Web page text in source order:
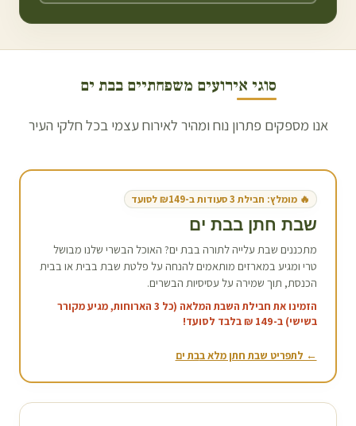
סוגי אירועים משפחתיים בבת ים
אנו מספקים פתרון נוח ומהיר לאירוח עצמי בכל חלקי העיר
🔥 מומלץ: חבילת 3 סעודות ב-₪149 לסועד
שבת חתן בבת ים
מתכננים שבת עלייה לתורה בבת ים? האוכל הבשרי שלנו מבושל
טרי ומגיע במארזים מותאמים להנחה על פלטת שבת בבית או בבית
הכנסת, תוך שמירה על עסיסיות הבשרים.
הזמינו את חבילת השבת המלאה (כל 3 הארוחות, מגיע מקורר
בשישי) ב-149 ₪ בלבד לסועד!
← לתפריט שבת חתן מלא בבת ים